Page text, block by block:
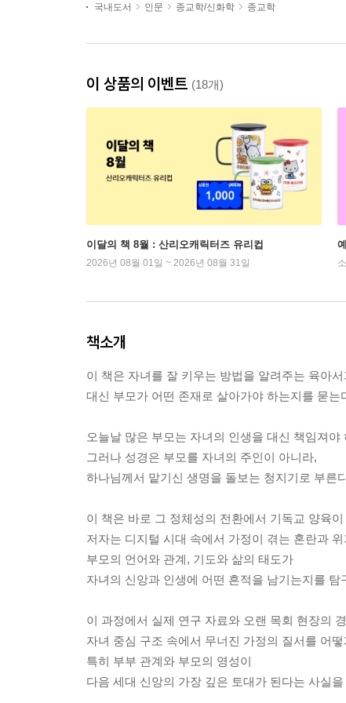
국내도서 인문 종교학/신화학 종교학
이 상품의 이벤트 (18개)
이달의 책 8월 : 산리오캐릭터즈 유리컵
2026년 08월 01일 ~ 2026년 08월 31일
책소개
이 책은 자녀를 잘 키우는 방법을 알려주는 육아
대신 부모가 어떤 존재로 살아가야 하는지를 묻는
오늘날 많은 부모는 자녀의 인생을 대신 책임져야
그러나 성경은 부모를 자녀의 주인이 아니라,
하나님께서 맡기신 생명을 돌보는 청지기로 부른
이 책은 바로 그 정체성의 전환에서 기독교 양육
저자는 디지털 시대 속에서 가정이 겪는 혼란과
부모의 언어와 관계, 기도와 삶의 태도가
자녀의 신앙과 인생에 어떤 흔적을 남기는지를 탐
이 과정에서 실제 연구 자료와 오랜 목회 현장의
자녀 중심 구조 속에서 무너진 가정의 질서를 어
특히 부부 관계와 부모의 영성이
다음 세대 신앙의 가장 깊은 토대가 된다는 사실